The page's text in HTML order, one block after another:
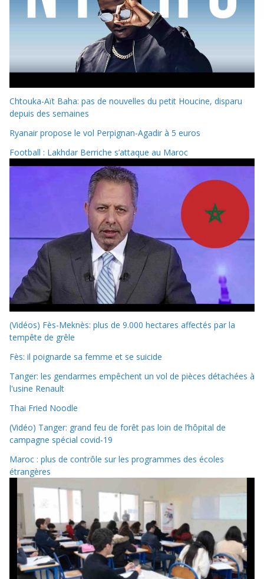
Chtouka-Aït Baha: pas de nouvelles du petit Houcine, disparu
depuis des semaines
Ryanair propose le vol Perpignan-Agadir à 5 euros
Football : Lakhdar Berriche s’attaque au Maroc
(Vidéos) Fès-Meknès: plus de 9.000 hectares affectés par la
tempête de grêle
Fès: il poignarde sa femme et se suicide
Tanger: les gendarmes empêchent un vol de pièces détachées à
l'usine Renault
Thai Fried Noodle
(Vidéo) Tanger: grand feu de forêt pas loin de l’hôpital de
campagne spécial covid-19
Maroc : plus de contrôle sur les programmes des écoles
étrangères